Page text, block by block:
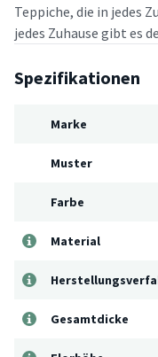
Teppiche, die in jedes
jedes Zuhause gibt es
Spezifikationen
Marke
Muster
Farbe
Material
Gesamtdicke